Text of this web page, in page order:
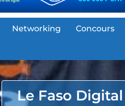
Networking
Concours
Le Faso